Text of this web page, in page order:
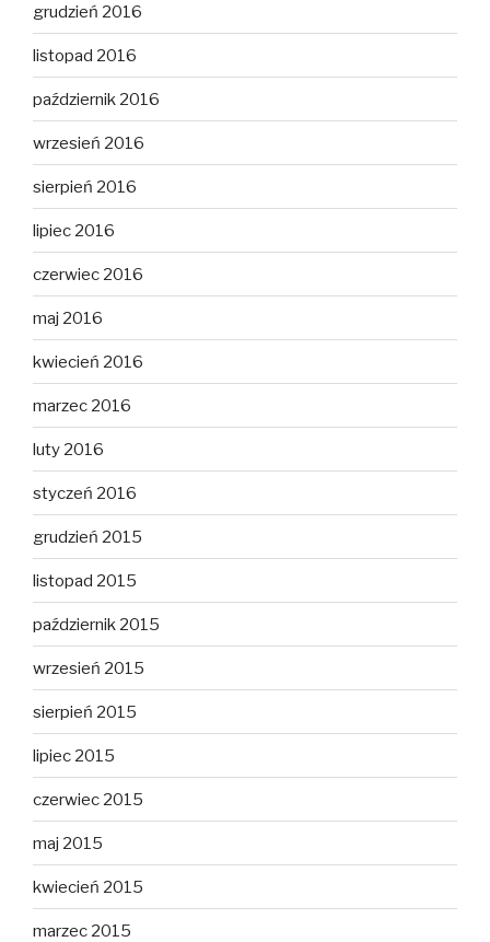
grudzień 2016
listopad 2016
październik 2016
wrzesień 2016
sierpień 2016
lipiec 2016
czerwiec 2016
maj 2016
kwiecień 2016
marzec 2016
luty 2016
styczeń 2016
grudzień 2015
listopad 2015
październik 2015
wrzesień 2015
sierpień 2015
lipiec 2015
czerwiec 2015
maj 2015
kwiecień 2015
marzec 2015